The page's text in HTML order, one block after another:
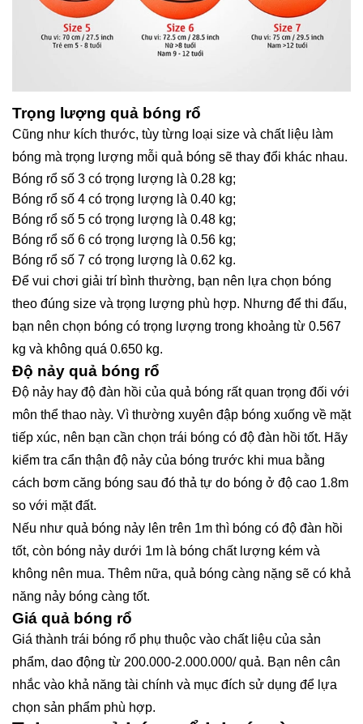
Trọng lượng quả bóng rổ
Cũng như kích thước, tùy từng loại size và chất liệu làm
bóng mà trọng lượng mỗi quả bóng sẽ thay đổi khác nhau.
Bóng rổ số 3 có trọng lượng là 0.28 kg;
Bóng rổ số 4 có trọng lượng là 0.40 kg;
Bóng rổ số 5 có trọng lượng là 0.48 kg;
Bóng rổ số 6 có trọng lượng là 0.56 kg;
Bóng rổ số 7 có trọng lượng là 0.62 kg.
Để vui chơi giải trí bình thường, bạn nên lựa chọn bóng
theo đúng size và trọng lượng phù hợp. Nhưng để thi đấu,
bạn nên chọn bóng có trọng lượng trong khoảng từ 0.567
kg và không quá 0.650 kg.
Độ nảy quả bóng rổ
Độ nảy hay độ đàn hồi của quả bóng rất quan trọng đối với
môn thể thao này. Vì thường xuyên đập bóng xuống về mặt
tiếp xúc, nên bạn cần chọn trái bóng có độ đàn hồi tốt. Hãy
kiểm tra cẩn thận độ nảy của bóng trước khi mua bằng
cách bơm căng bóng sau đó thả tự do bóng ở độ cao 1.8m
so với mặt đất.
Nếu như quả bóng nảy lên trên 1m thì bóng có độ đàn hồi
tốt, còn bóng nảy dưới 1m là bóng chất lượng kém và
không nên mua. Thêm nữa, quả bóng càng nặng sẽ có khả
năng nảy bóng càng tốt.
Giá quả bóng rổ
Giá thành trái bóng rổ phụ thuộc vào chất liệu của sản
phẩm, dao động từ 200.000-2.000.000/ quả. Bạn nên cân
nhắc vào khả năng tài chính và mục đích sử dụng để lựa
chọn sản phẩm phù hợp.